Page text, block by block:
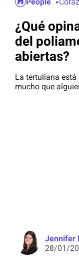
¿Qué
del
abiertas?
La tertuliana está
mucho que
Jennifer
28/01/